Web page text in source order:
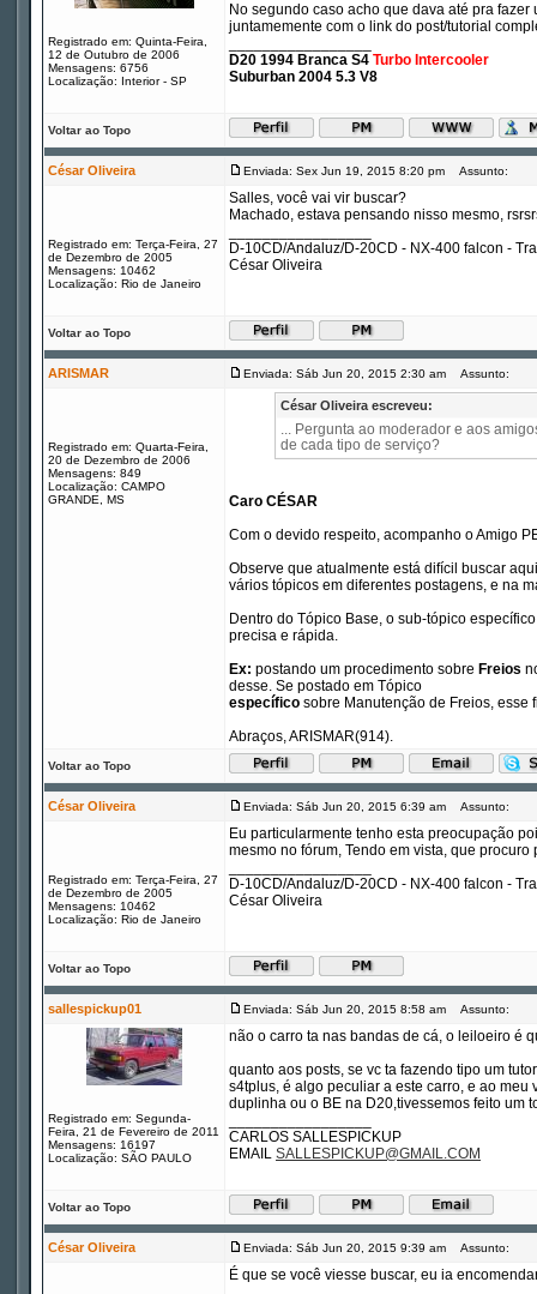
Registrado em: Quinta-Feira,
12 de Outubro de 2006
Mensagens: 6756
Localização: Interior - SP
No segundo caso acho que dava até pra
juntamemente com o link do post/tutorial
D20 1994 Branca S4 Turbo Intercooler
Suburban 2004 5.3 V8
Voltar ao Topo
César Oliveira Enviada: Sex Jun 19, 2015 8:20 pm Assunto:
Registrado em: Terça-Feira, 27
de Dezembro de 2005
Mensagens: 10462
Localização: Rio de Janeiro
Salles, você vai vir buscar?
Machado, estava pensando nisso mesmo,
D-10CD/Andaluz/D-20CD - NX-400 falcon -
César Oliveira
Voltar ao Topo
ARISMAR Enviada: Sáb Jun 20, 2015 2:30 am Assunto:
Registrado em: Quarta-Feira,
20 de Dezembro de 2006
Mensagens: 849
Localização: CAMPO
GRANDE, MS
César Oliveira escreveu:
... Pergunta ao moderador e aos
de cada tipo de serviço?
Caro CÉSAR
Com o devido respeito, acompanho o Amigo
Observe que atualmente está difícil buscar
vários tópicos em diferentes postagens, e na
Dentro do Tópico Base, o sub-tópico
precisa e rápida.
Ex: postando um procedimento sobre Freios
desse. Se postado em Tópico
específico sobre Manutenção de Freios, esse
Abraços, ARISMAR(914).
Voltar ao Topo
César Oliveira Enviada: Sáb Jun 20, 2015 6:39 am Assunto:
Registrado em: Terça-Feira, 27
de Dezembro de 2005
Mensagens: 10462
Localização: Rio de Janeiro
Eu particularmente tenho esta preocupação
mesmo no fórum, Tendo em vista, que
D-10CD/Andaluz/D-20CD - NX-400 falcon -
César Oliveira
Voltar ao Topo
sallespickup01 Enviada: Sáb Jun 20, 2015 8:58 am Assunto:
Registrado em: Segunda-
Feira, 21 de Fevereiro de 2011
Mensagens: 16197
Localização: SÃO PAULO
não o carro ta nas bandas de cá, o leiloeiro é
quanto aos posts, se vc ta fazendo tipo um
s4tplus, é algo peculiar a este carro, e ao
duplinha ou o BE na D20,tivessemos feito um
CARLOS SALLESPICKUP
EMAIL SALLESPICKUP@GMAIL.COM
Voltar ao Topo
César Oliveira Enviada: Sáb Jun 20, 2015 9:39 am Assunto:
É que se você viesse buscar, eu ia